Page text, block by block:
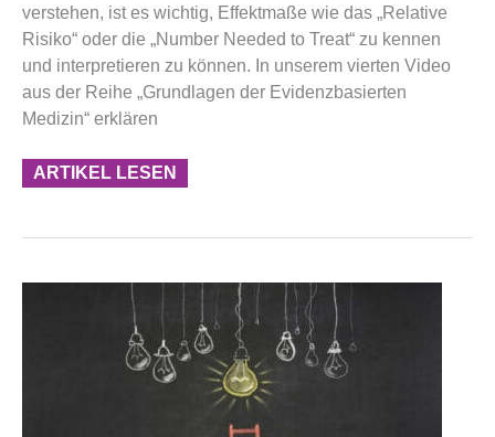
verstehen, ist es wichtig, Effektmaße wie das „Relative
Risiko“ oder die „Number Needed to Treat“ zu kennen
und interpretieren zu können. In unserem vierten Video
aus der Reihe „Grundlagen der Evidenzbasierten
Medizin“ erklären
ARTIKEL LESEN